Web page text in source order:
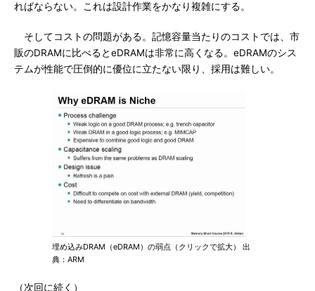
ればならない。これは設計作業をかなり複雑にする。
そしてコストの問題がある。記憶容量当たりのコストでは、市
販のDRAMに比べるとeDRAMは非常に高くなる。eDRAMのシス
テムが性能で圧倒的に優位に立たない限り、採用は難しい。
埋め込みDRAM（eDRAM）の弱点（クリックで拡大） 出
典：ARM
（次回に続く）